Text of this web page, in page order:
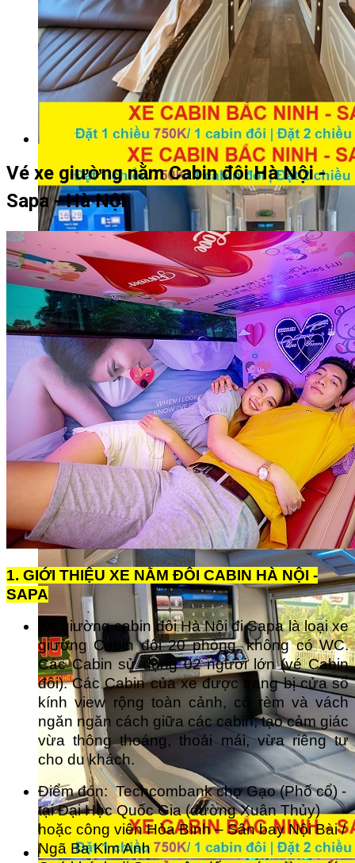
Vé xe giường nằm Cabin đôi Hà Nội -
Sapa - Hà Nội
1. GIỚI THIỆU XE NẰM ĐÔI CABIN HÀ NỘI -
SAPA
Xe giường cabin đôi Hà Nội đi Sapa là loại xe
giường Cabin đôi 20 phòng, không có WC.
Các Cabin sử dụng 02 người lớn (vé Cabin
đôi). Các Cabin của xe được trang bị cửa sổ
kính view rộng toàn cảnh, có rèm và vách
ngăn ngăn cách giữa các cabin, tạo cảm giác
vừa thông thoáng, thoải mái, vừa riêng tư
cho du khách.
Điểm đón: Techcombank chợ Gạo (Phố cổ) -
tại Đại Học Quốc Gia (đường Xuân Thủy)
hoặc công viên Hòa Bình – Sân bay Nội Bài /
Ngã Ba Kim Anh